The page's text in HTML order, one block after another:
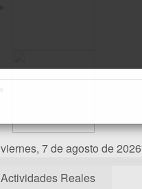
viernes, 7 de agosto de 2026
Actividades Reales